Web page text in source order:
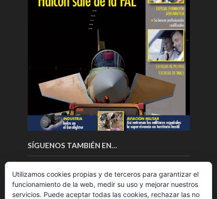
SÍGUENOS TAMBIÉN EN…
Utilizamos cookies propias y de terceros para garantizar el
funcionamiento de la web, medir su uso y mejorar nuestros
servicios. Puede aceptar todas las cookies, rechazar las no